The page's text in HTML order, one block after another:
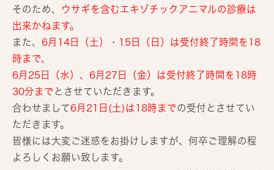
そのため、
ウサギを含むエキゾチックアニマルの診療は
出来かねます。
また、 6月14日（土）・15日（日）は受付終了時間を18
時まで、
6月25日（水）、6月27日（金）は受付終了時間を18時
30分まで とさせていただきます。
合わせまして6月21日(土)は18時までの受付とさせてい
ただきます。
皆様には大変ご迷惑をお掛けしますが、何卒ご理解の程
よろしくお願い致します。